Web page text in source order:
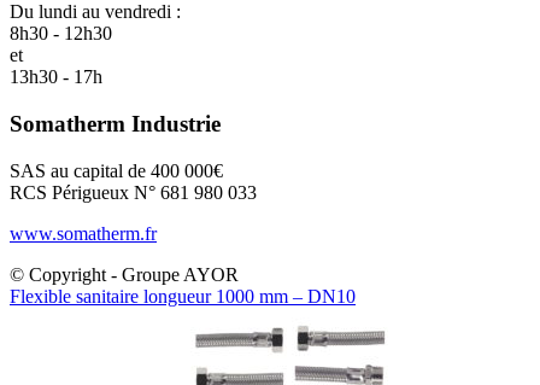
Du lundi au vendredi :
8h30 - 12h30
et
13h30 - 17h
Somatherm Industrie
SAS au capital de 400 000€
RCS Périgueux N° 681 980 033
www.somatherm.fr
© Copyright - Groupe AYOR
Flexible sanitaire longueur 1000 mm – DN10